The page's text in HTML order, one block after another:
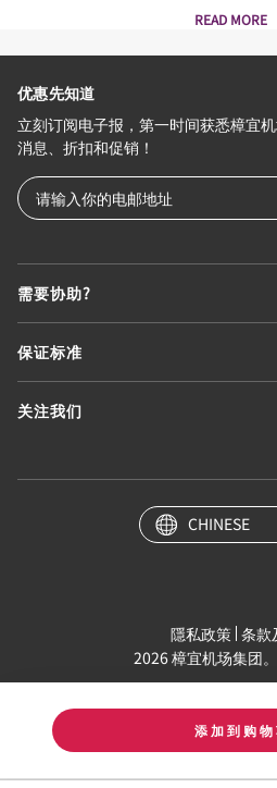
添加到购物
READ MORE
需要协助?
保证标准
关注我们
优惠先知道
立刻订阅电子报，第一时间获悉樟宜
消息、折扣和促销！
CHINESE
隱私政策 条款
2026 樟宜机场集团。